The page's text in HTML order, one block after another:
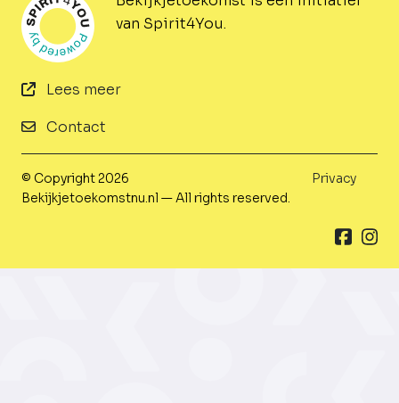
van Spirit4You.
Lees meer
Contact
© Copyright 2026
Bekijkjetoekomstnu.nl — All rights reserved.
Privacy